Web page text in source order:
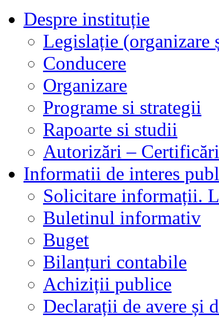
Despre instituție
Legislație
Conducere
Organizare
Programe si strategii
Rapoarte si studii
Autorizări –
Informatii de interes
Solicitare informații.
Buletinul informativ
Buget
Bilanțuri contabile
Achiziții publice
Declarații de avere și